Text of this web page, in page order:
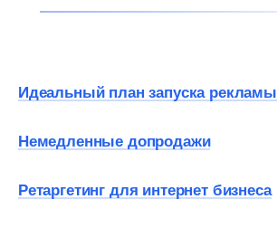
Идеальный план запуска рекламы
Немедленные допродажи
Ретаргетинг для интернет бизнеса